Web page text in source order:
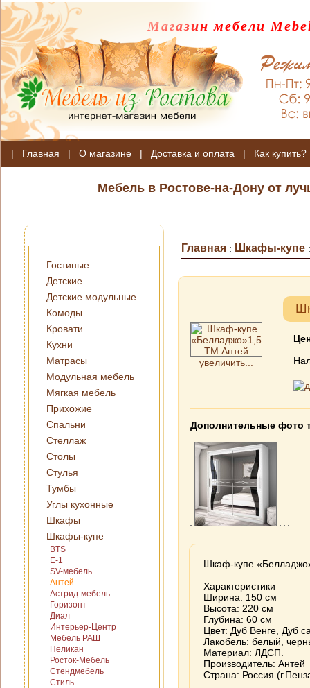
Магазин мебели
| Главная | О магазине | Доставка и оплата | Как купить?
Мебель в Ростове-на-Дону от
Гостиные
Детские
Детские модульные
Комоды
Кровати
Кухни
Матрасы
Модульная мебель
Мягкая мебель
Прихожие
Спальни
Стеллаж
Столы
Стулья
Тумбы
Углы кухонные
Шкафы
Шкафы-купе
BTS
E-1
SV-мебель
Антей
Астрид-мебель
Горизонт
Диал
Интерьер-Центр
Мебель РАШ
Пеликан
Росток-Мебель
Стендмебель
Стиль
Главная : Шкафы-купе
увеличить...
Дополнительные фото
Шкаф-купе
Характеристики
Ширина: 150 см
Высота: 220 см
Глубина: 60 см
Цвет: Дуб Венге, Дуб
Лакобель: белый,
Материал: ЛДСП.
Производитель: Антей
Страна: Россия